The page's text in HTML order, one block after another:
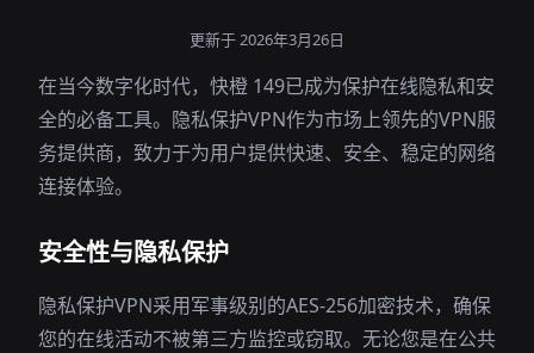
更新于 2026年3月26日
在当今数字化时代，快橙 149已成为保护在线隐私和安
全的必备工具。隐私保护VPN作为市场上领先的VPN服
务提供商，致力于为用户提供快速、安全、稳定的网络
连接体验。
安全性与隐私保护
隐私保护VPN采用军事级别的AES-256加密技术，确保
您的在线活动不被第三方监控或窃取。无论您是在公共